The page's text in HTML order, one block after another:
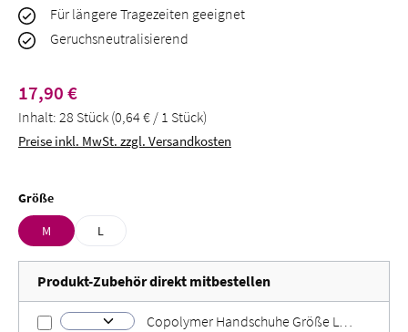
Für längere Tragezeiten geeignet
Geruchsneutralisierend
Regulärer Preis:
17,90 €
Inhalt: 28 Stück (0,64 € / 1 Stück)
Preise inkl. MwSt. zzgl. Versandkosten
Größeauswählen
M L
Produkt-Zubehör direkt mitbestellen
Copolymer Handschuhe Größe L Größe: L